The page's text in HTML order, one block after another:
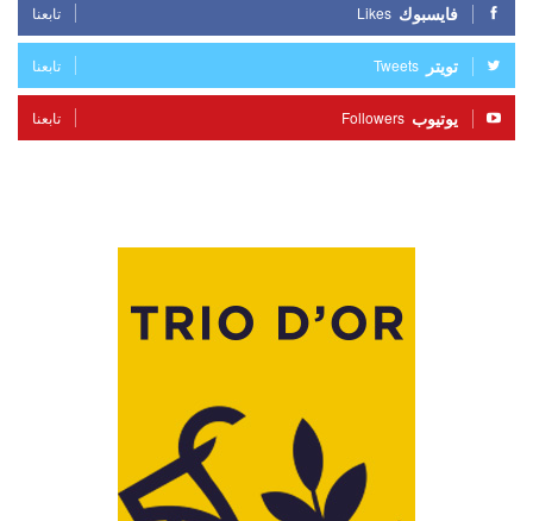
فايسبوك Likes تابعنا
تويتر Tweets تابعنا
يوتيوب Followers تابعنا